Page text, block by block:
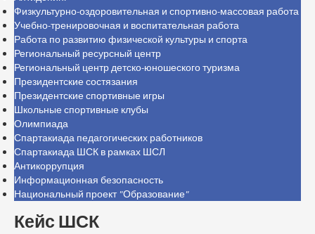
Физкультурно-оздоровительная и спортивно-массовая работа
Учебно-тренировочная и воспитательная работа
Работа по развитию физической культуры и спорта
Региональный ресурсный центр
Региональный центр детско-юношеского туризма
Президентские состязания
Президентские спортивные игры
Школьные спортивные клубы
Олимпиада
Спартакиада педагогических работников
Спартакиада ШСК в рамках ШСЛ
Антикоррупция
Информационная безопасность
Национальный проект "Образование"
Кейс ШСК